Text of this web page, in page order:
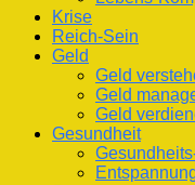
Krise
Reich-Sein
Geld
Geld
Geld
Geld
Gesundheit